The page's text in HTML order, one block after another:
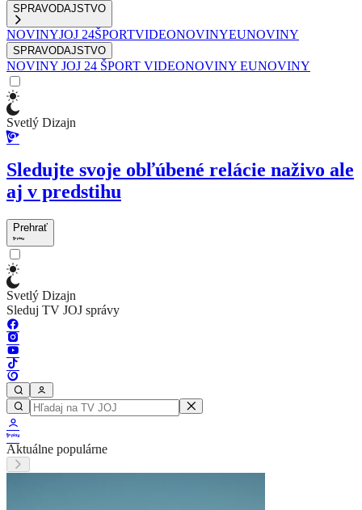
SPRAVODAJSTVO
NOVINYJOJ 24ŠPORTVIDEONOVINYEUNOVINY
SPRAVODAJSTVO
NOVINY JOJ 24 ŠPORT VIDEONOVINY EUNOVINY
Svetlý Dizajn
Sledujte svoje obľúbené relácie naživo ale
aj v predstihu
Prehrať
Svetlý Dizajn
Sleduj TV JOJ správy
Aktuálne populárne